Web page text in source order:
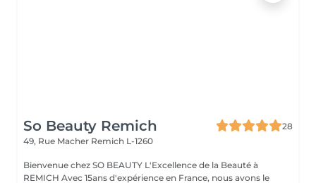
So Beauty Remich
28
49, Rue Macher Remich L-1260
Bienvenue chez SO BEAUTY L'Excellence de la Beauté à
REMICH Avec 15ans d'expérience en France, nous avons le